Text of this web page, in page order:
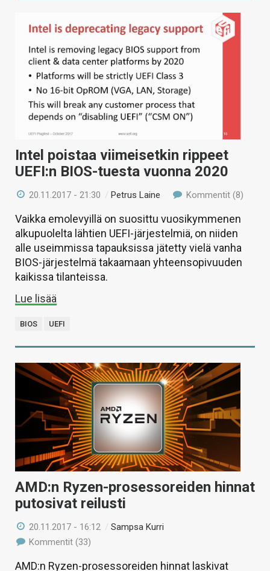
Intel poistaa viimeisetkin rippeet
UEFI:n BIOS-tuesta vuonna 2020
20.11.2017 - 21:30 /Petrus Laine Kommentit (8)
Vaikka emolevyillä on suosittu vuosikymmenen
alkupuolelta lähtien UEFI-järjestelmiä, on niiden
alle useimmissa tapauksissa jätetty vielä vanha
BIOS-järjestelmä takaamaan yhteensopivuuden
kaikissa tilanteissa.
Lue lisää
BIOS UEFI
AMD:n Ryzen-prosessoreiden hinnat
putosivat reilusti
20.11.2017 - 16:12 /Sampsa Kurri
Kommentit (33)
AMD:n Ryzen-prosessoreiden hinnat laskivat